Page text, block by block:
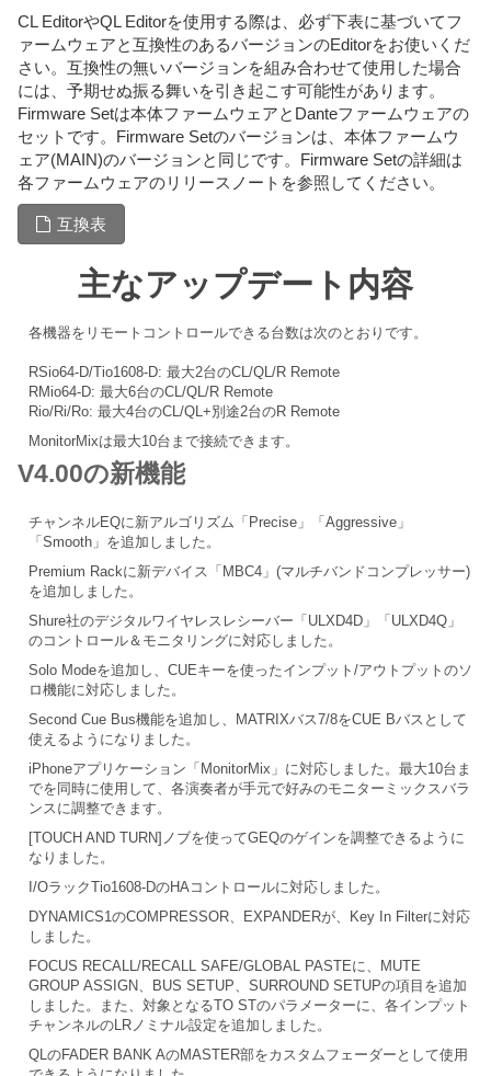
CL EditorやQL Editorを使用する際は、必ず下表に基づいてフ
ァームウェアと互換性のあるバージョンのEditorをお使いくだ
さい。互換性の無いバージョンを組み合わせて使用した場合
には、予期せぬ振る舞いを引き起こす可能性があります。
Firmware Setは本体ファームウェアとDanteファームウェアの
セットです。Firmware Setのバージョンは、本体ファームウ
ェア(MAIN)のバージョンと同じです。Firmware Setの詳細は
各ファームウェアのリリースノートを参照してください。
互換表
主なアップデート内容
各機器をリモートコントロールできる台数は次のとおりです。
RSio64-D/Tio1608-D: 最大2台のCL/QL/R Remote
RMio64-D: 最大6台のCL/QL/R Remote
Rio/Ri/Ro: 最大4台のCL/QL+別途2台のR Remote
MonitorMixは最大10台まで接続できます。
V4.00の新機能
チャンネルEQに新アルゴリズム「Precise」「Aggressive」
「Smooth」を追加しました。
Premium Rackに新デバイス「MBC4」(マルチバンドコンプレッサー)
を追加しました。
Shure社のデジタルワイヤレスレシーバー「ULXD4D」「ULXD4Q」
のコントロール＆モニタリングに対応しました。
Solo Modeを追加し、CUEキーを使ったインプット/アウトプットのソ
ロ機能に対応しました。
Second Cue Bus機能を追加し、MATRIXバス7/8をCUE Bバスとして
使えるようになりました。
iPhoneアプリケーション「MonitorMix」に対応しました。最大10台ま
でを同時に使用して、各演奏者が手元で好みのモニターミックスバラ
ンスに調整できます。
[TOUCH AND TURN]ノブを使ってGEQのゲインを調整できるように
なりました。
I/OラックTio1608-DのHAコントロールに対応しました。
DYNAMICS1のCOMPRESSOR、EXPANDERが、Key In Filterに対応
しました。
FOCUS RECALL/RECALL SAFE/GLOBAL PASTEに、MUTE
GROUP ASSIGN、BUS SETUP、SURROUND SETUPの項目を追加
しました。また、対象となるTO STのパラメーターに、各インプット
チャンネルのLRノミナル設定を追加しました。
QLのFADER BANK AのMASTER部をカスタムフェーダーとして使用